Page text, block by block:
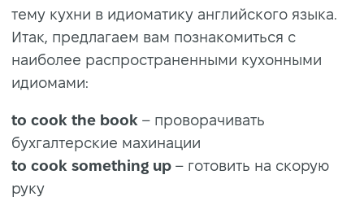
тему кухни в идиоматику английского языка.
Итак, предлагаем вам познакомиться с
наиболее распространенными кухонными
идиомами:
to cook the book – проворачивать
бухгалтерские махинации
to cook something up – готовить на скорую
руку